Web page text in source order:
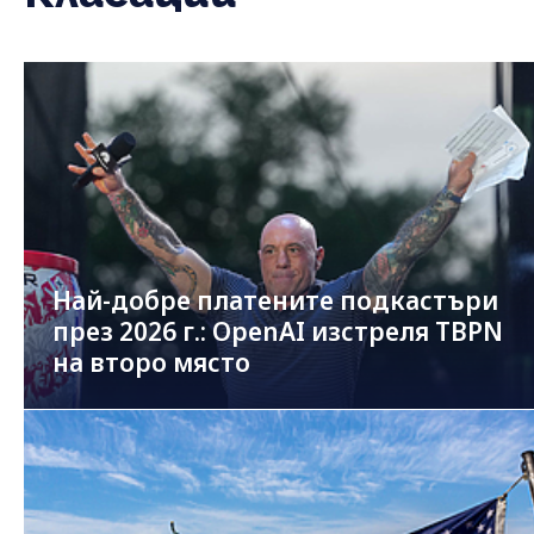
Най-добре платените подкастъри
през 2026 г.: OpenAI изстреля TBPN
на второ място